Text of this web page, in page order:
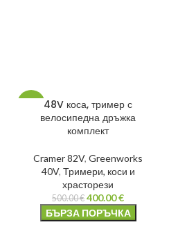
48V коса, тример с
велосипедна дръжка
комплект
Cramer 82V, Greenworks
40V, Тримери, коси и
храсторези
500.00€ 400.00€
БЪРЗА ПОРЪЧКА